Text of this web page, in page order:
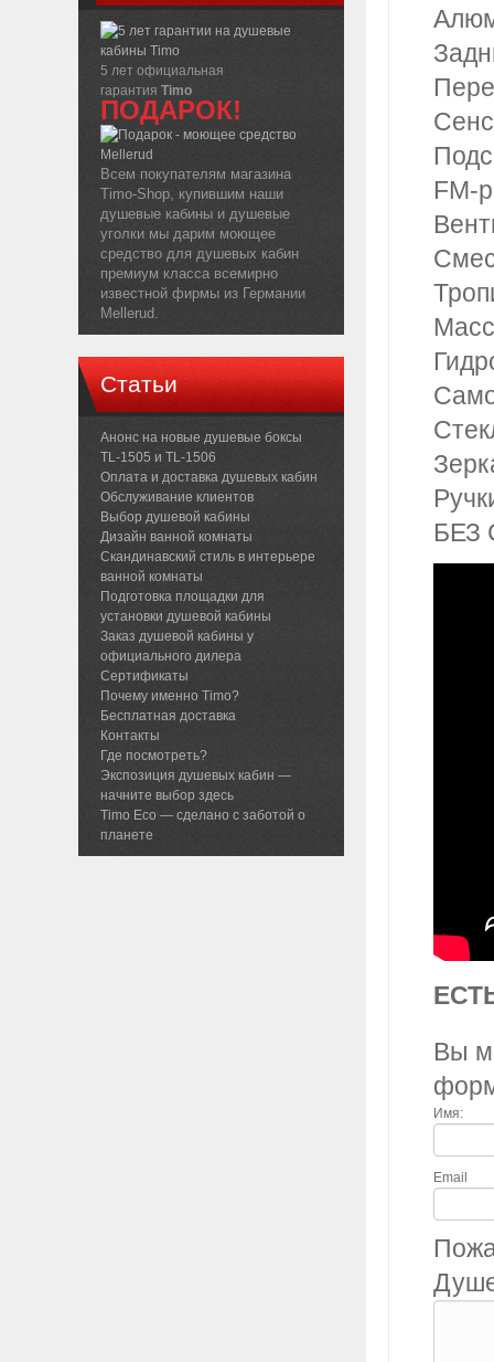
FM-
БЕЗ
Вы
Имя:
Email
5 лет официальная
гарантия Timo
ПОДАРОК!
Всем покупателям магазина
Timo-Shop, купившим наши
душевые кабины и душевые
уголки мы дарим моющее
средство для душевых кабин
премиум класса всемирно
известной фирмы из Германии
Mellerud.
Статьи
Анонс на новые душевые боксы
TL-1505 и TL-1506
Оплата и доставка душевых кабин
Обслуживание клиентов
Выбор душевой кабины
Дизайн ванной комнаты
Скандинавский стиль в интерьере
ванной комнаты
Подготовка площадки для
установки душевой кабины
Заказ душевой кабины у
официального дилера
Сертификаты
Почему именно Timo?
Бесплатная доставка
Контакты
Где посмотреть?
Экспозиция душевых кабин —
начните выбор здесь
Timo Eco — сделано с заботой о
планете